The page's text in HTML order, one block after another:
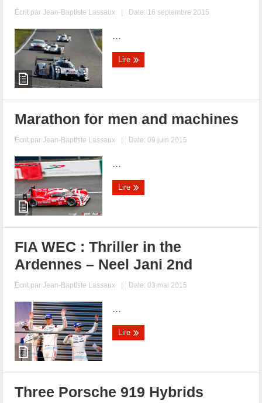
Écrit parJean-Baptiste Lassaux | Date: 16 septembre 2015
...
Lire
Marathon for men and machines
Écrit parJean-Baptiste Lassaux | Date: 09 juin 2015
...
Lire
FIA WEC : Thriller in the
Ardennes – Neel Jani 2nd
Écrit parJean-Baptiste Lassaux | Date: 03 mai 2015
...
Lire
Three Porsche 919 Hybrids